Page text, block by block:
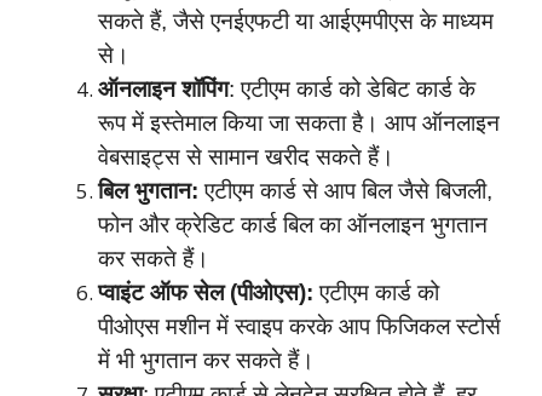
सकते हैं, जैसे एनईएफटी या आईएमपीएस के माध्यम
से।
ऑनलाइन शॉपिंग: एटीएम कार्ड को डेबिट कार्ड के
रूप में इस्तेमाल किया जा सकता है। आप ऑनलाइन
वेबसाइट्स से सामान खरीद सकते हैं।
बिल भुगतान: एटीएम कार्ड से आप बिल जैसे बिजली,
फोन और क्रेडिट कार्ड बिल का ऑनलाइन भुगतान
कर सकते हैं।
प्वाइंट ऑफ सेल (पीओएस): एटीएम कार्ड को
पीओएस मशीन में स्वाइप करके आप फिजिकल स्टोर्स
में भी भुगतान कर सकते हैं।